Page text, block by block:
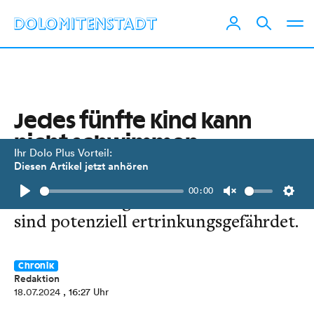
Ihr Dolo Plus Vorteil:
Diesen Artikel jetzt anhören
Play
00:00
Unmute
Jedes fünfte Kind kann
nicht schwimmen
Eine Studie des KFV zeigt, 134.000
Kinder und Jugendliche in Österreich
sind potenziell ertrinkungsgefährdet.
Chronik
Redaktion
18.07.2024 , 16:27 Uhr